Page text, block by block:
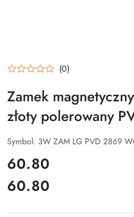
(0)
Zamek
złoty polerowany
Symbol: 3W ZAM LG PVD 2869
cena:
60.80
Cena:
60.80